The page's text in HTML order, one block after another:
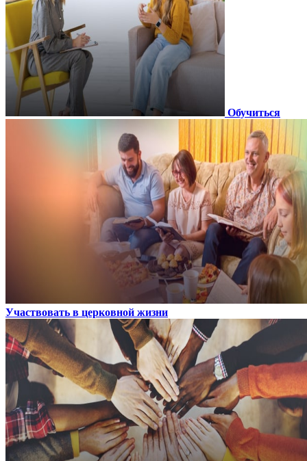
Обучиться
Участвовать в церковной жизни